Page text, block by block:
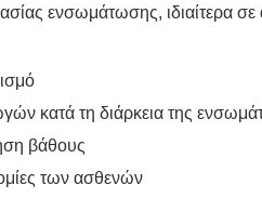
ενσωμάτωσης, ιδιαίτερα
κατά τη διάρκεια της
βάθους
των ασθενών